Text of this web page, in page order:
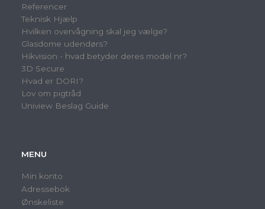
Referencer
Teknisk Hjælp
Hvilken overvågning skal jeg vælge?
Glasdome udendørs?
Hikvision - hvad betyder deres model nr?
3D Secure
Hvad er DORI?
Lov om pigtråd
Uniview Beslag Guide
MENU
Min konto
Adressebok
Ønskeliste